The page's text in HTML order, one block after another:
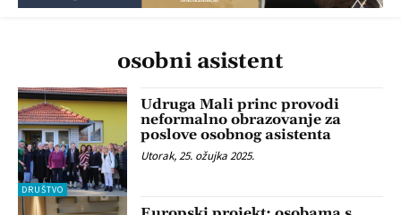
osobni asistent
DRUŠTVO
Udruga Mali princ provodi
neformalno obrazovanje za
poslove osobnog asistenta
Utorak, 25. ožujka 2025.